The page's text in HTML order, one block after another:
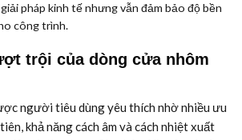
pháp kinh tế nhưng vẫn đảm bảo độ bền
công trình.
trội của dòng cửa nhôm
người tiêu dùng yêu thích nhờ nhiều ưu
khả năng cách âm và cách nhiệt xuất